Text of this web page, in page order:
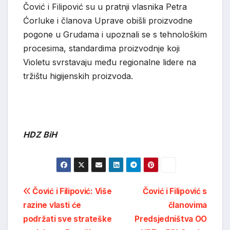
Čović i Filipović su u pratnji vlasnika Petra
Ćorluke i članova Uprave obišli proizvodne
pogone u Grudama i upoznali se s tehnološkim
procesima, standardima proizvodnje koji
Violetu svrstavaju među regionalne lidere na
tržištu higijenskih proizvoda.
HDZ BiH
Post
navigation
Čović i Filipović s
članovima
Predsjedništva OO
Čović i Filipović: Više
razine vlasti će
podržati sve strateške